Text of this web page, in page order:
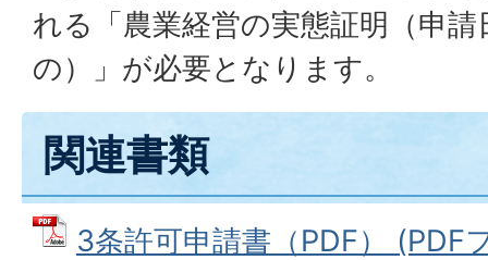
れる「農業経営の実態証明（申
の）」が必要となります。
関連書類
3条許可申請書（PDF） (PDF